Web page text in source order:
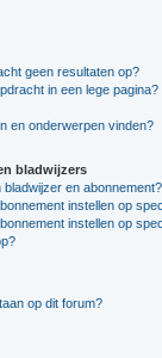
geen resultaten op?
in een lege pagina?
en onderwerpen vinden?
bladwijzers
en abonnement?
instellen op
instellen op
op dit forum?